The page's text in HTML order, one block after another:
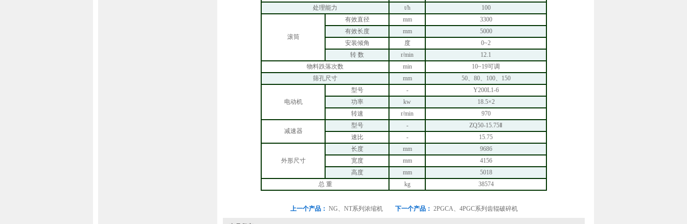
处理能力
t/h 100
滚筒
有效直径 mm
3300
有效长度
mm
5000
安装倾角
度
0~2
转 数
r/min
12.1
物料跌落次数
min
10~19可调
筛孔尺寸
mm 50、80、100、150
电动机
型号 -
Y200L1-6
功率
kw
18.5×2
转速
r/min 970
减速器
型号 -
ZQ50-15.75Ⅱ
速比
- 15.75
外形尺寸
长度 mm
9686
宽度
mm
4156
高度
mm
5018
总 重
kg 38574
上一个产品： NG、NT系列浓缩机 下一个产品： 2PGCA、4PGC系列齿辊破碎机